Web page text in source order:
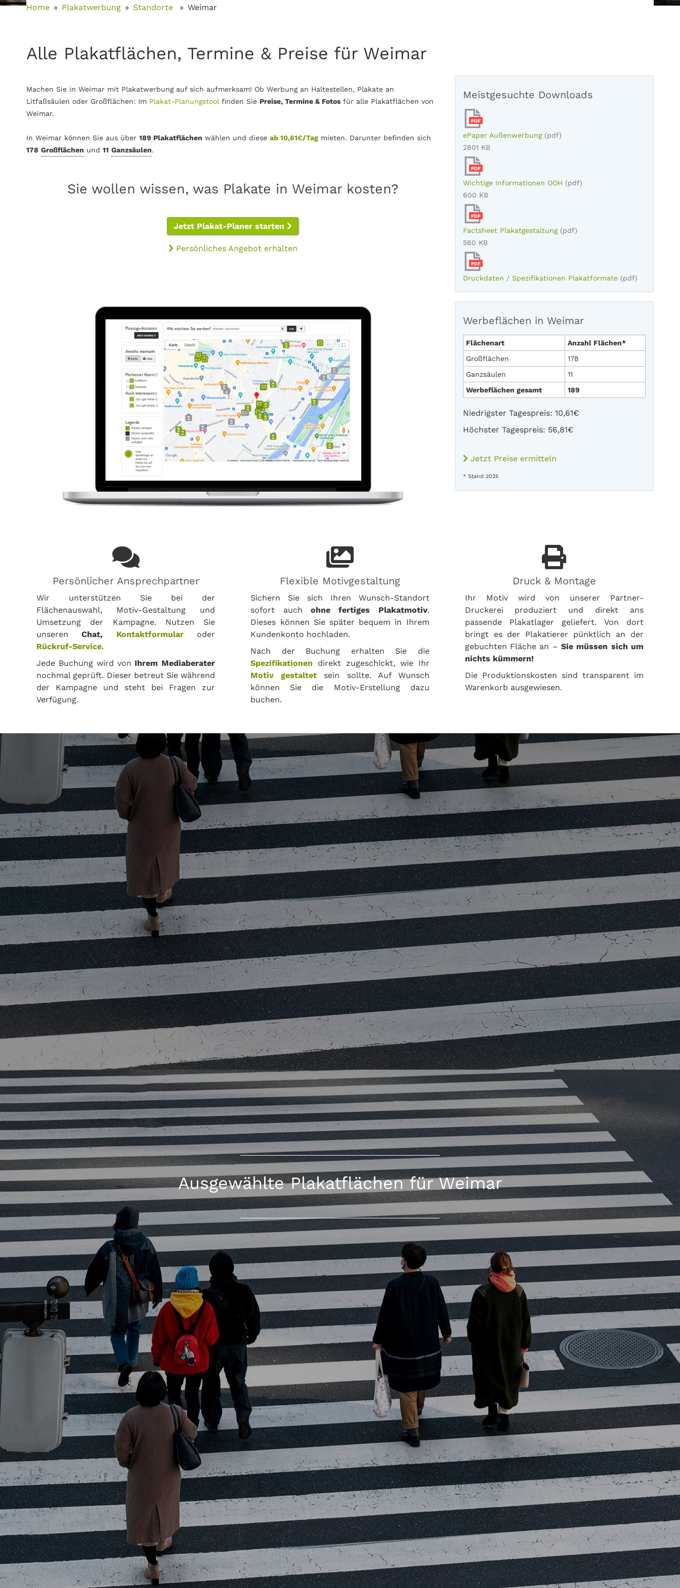
Home Plakatwerbung Standorte Weimar
Alle Plakatflächen, Termine & Preise für Weimar
Machen Sie in Weimar mit Plakatwerbung auf sich aufmerksam! Ob Werbung an Haltestellen, Plakate an
Litfaßsäulen oder Großflächen: Im Plakat-Planungstool finden Sie Preise, Termine & Fotos für alle Plakatflächen von
Weimar.
In Weimar können Sie aus über 189 Plakatflächen wählen und diese ab 10,61€/Tag mieten. Darunter befinden sich
178 Großflächen und 11 Ganzsäulen.
Sie wollen wissen, was Plakate in Weimar kosten?
Jetzt Plakat-Planer starten
Persönliches Angebot erhalten
Meistgesuchte Downloads
PDF
ePaper Außenwerbung (pdf)
2801 KB
PDF
Wichtige Informationen OOH (pdf)
600 KB
PDF
Factsheet Plakatgestaltung (pdf)
560 KB
PDF
Druckdaten / Spezifikationen Plakatformate (pdf)
Werbeflächen in Weimar
Flächenart
Anzahl Flächen*
Großflächen
178
Ganzsäulen
11
Werbeflächen gesamt
189
Niedrigster Tagespreis: 10,61€
Höchster Tagespreis: 56,81€
Jetzt Preise ermitteln
* Stand 2025
Persönlicher Ansprechpartner
Wir unterstützen Sie bei der
Flächenauswahl, Motiv-Gestaltung und
Umsetzung der Kampagne. Nutzen Sie
unserenChat, Kontaktformularoder
Rückruf-Service.
Jede Buchung wird von Ihrem Mediaberater
nochmal geprüft. Dieser betreut Sie während
der Kampagne und steht bei Fragen zur
Verfügung.
Flexible Motivgestaltung
Sichern Sie sich Ihren Wunsch-Standort
sofort auch ohne fertiges Plakatmotiv.
Dieses können Sie später bequem in Ihrem
Kundenkonto hochladen.
Nach der Buchung erhalten Sie die
Spezifikationen direkt zugeschickt, wie Ihr
Motiv gestaltet sein sollte. Auf Wunsch
können Sie die Motiv-Erstellung dazu
buchen.
Druck & Montage
Ihr Motiv wird von unserer Partner-
Druckerei produziert und direkt ans
passende Plakatlager geliefert. Von dort
bringt es der Plakatierer pünktlich an der
gebuchten Fläche an – Sie müssen sich um
nichts kümmern!
Die Produktionskosten sind transparent im
Warenkorb ausgewiesen.
Ausgewählte Plakatflächen für Weimar